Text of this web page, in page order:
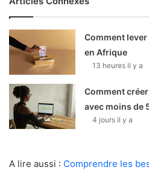
Comment
en Afrique
13 heures il y a
Comment
avec moins de
4 jours il y a
A lire aussi : Comprendre les